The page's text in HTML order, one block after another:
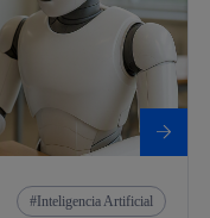
Inteligencia Artificial